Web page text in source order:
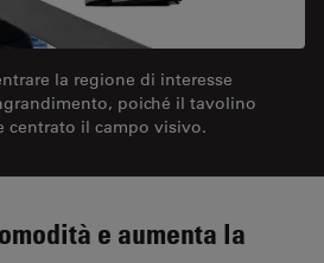
la regione di interesse
poiché il tavolino
centrato il campo visivo.
e aumenta la